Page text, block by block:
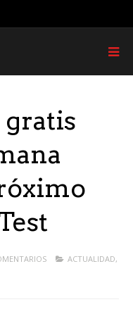
ACTUALIDAD,